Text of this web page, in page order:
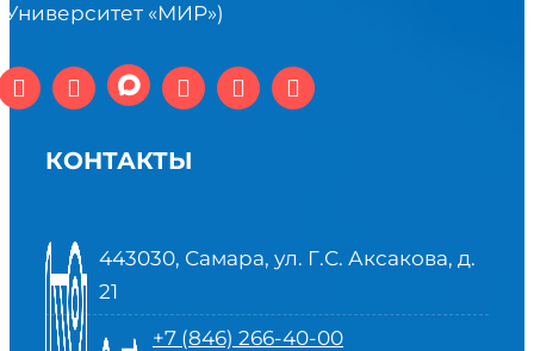
«МИР»)
КОНТАКТЫ
443030, Самара, ул. Г.С. Аксакова, д.
21
+7 (846) 266-40-00